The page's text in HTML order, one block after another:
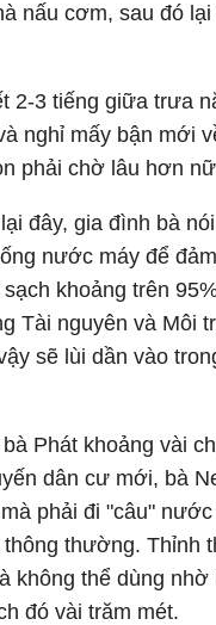
nấu cơm, sau đó
2-3 tiếng giữa trưa
nghỉ mấy bận mới
phải chờ lâu hơn
đây, gia đình bà
nước máy để
khoảng trên
Tài nguyên và Môi
sẽ lùi dần vào
Phát khoảng vài
dân cư mới, bà
phải đi "câu"
thường. Thỉnh
không thể dùng
đó vài trăm mét.